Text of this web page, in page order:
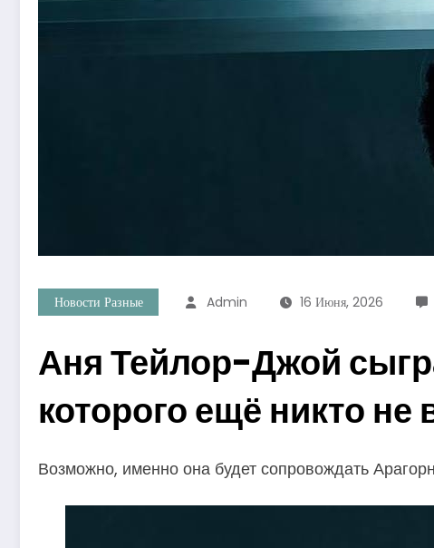
Новости Разные Admin 16 Июня, 2026
Аня Тейлор-Джой
которого ещё никто не
Возможно, именно она будет сопровождать